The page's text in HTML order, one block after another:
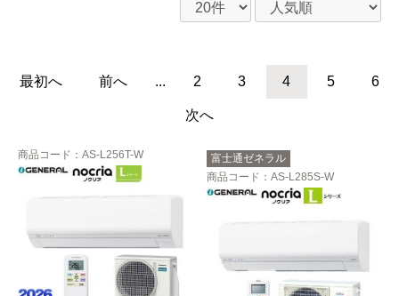
最初へ 前へ ... 2 3 4 5 6
次へ
商品コード ：AS-L256T-W
富士通ゼネラル
商品コード ：AS-L285S-W